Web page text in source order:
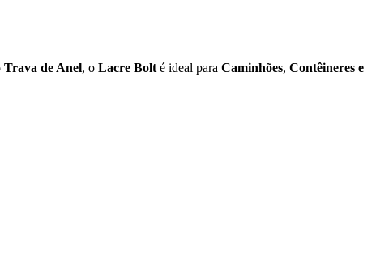
Trava de Anel, o Lacre Bolt é ideal para Caminhões, Contêineres e